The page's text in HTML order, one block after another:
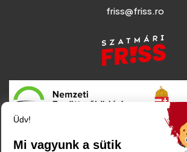
friss@friss.ro
Üdv!
Mi vagyunk a sütik